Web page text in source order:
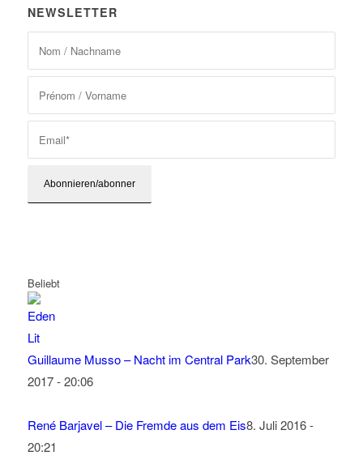
NEWSLETTER
Beliebt
Guillaume Musso – Nacht im Central Park30. September
2017 - 20:06
René Barjavel – Die Fremde aus dem Eis8. Juli 2016 -
20:21